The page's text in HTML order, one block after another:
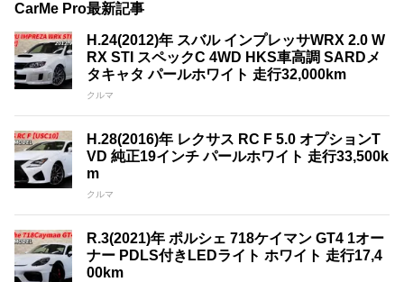
CarMe Pro最新記事
H.24(2012)年 スバル インプレッサWRX 2.0 W
RX STI スペックC 4WD HKS車高調 SARDメ
タキャタ パールホワイト 走行32,000km
クルマ
H.28(2016)年 レクサス RC F 5.0 オプションT
VD 純正19インチ パールホワイト 走行33,500k
m
クルマ
R.3(2021)年 ポルシェ 718ケイマン GT4 1オー
ナー PDLS付きLEDライト ホワイト 走行17,4
00km